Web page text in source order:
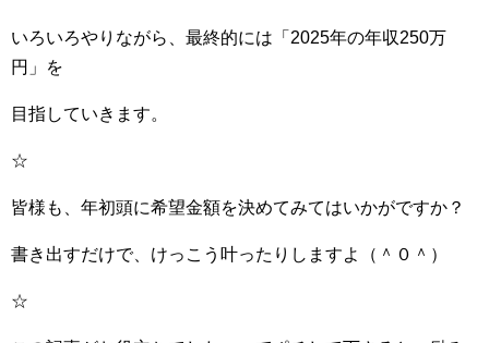
いろいろやりながら、最終的には「2025年の年収250万
円」を
目指していきます。
☆
皆様も、年初頭に希望金額を決めてみてはいかがですか？
書き出すだけで、けっこう叶ったりしますよ（＾０＾）
☆